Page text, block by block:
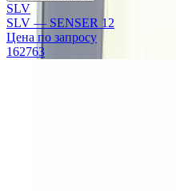
SLV
SLV — SENSER 12
Цена по запросу
162763